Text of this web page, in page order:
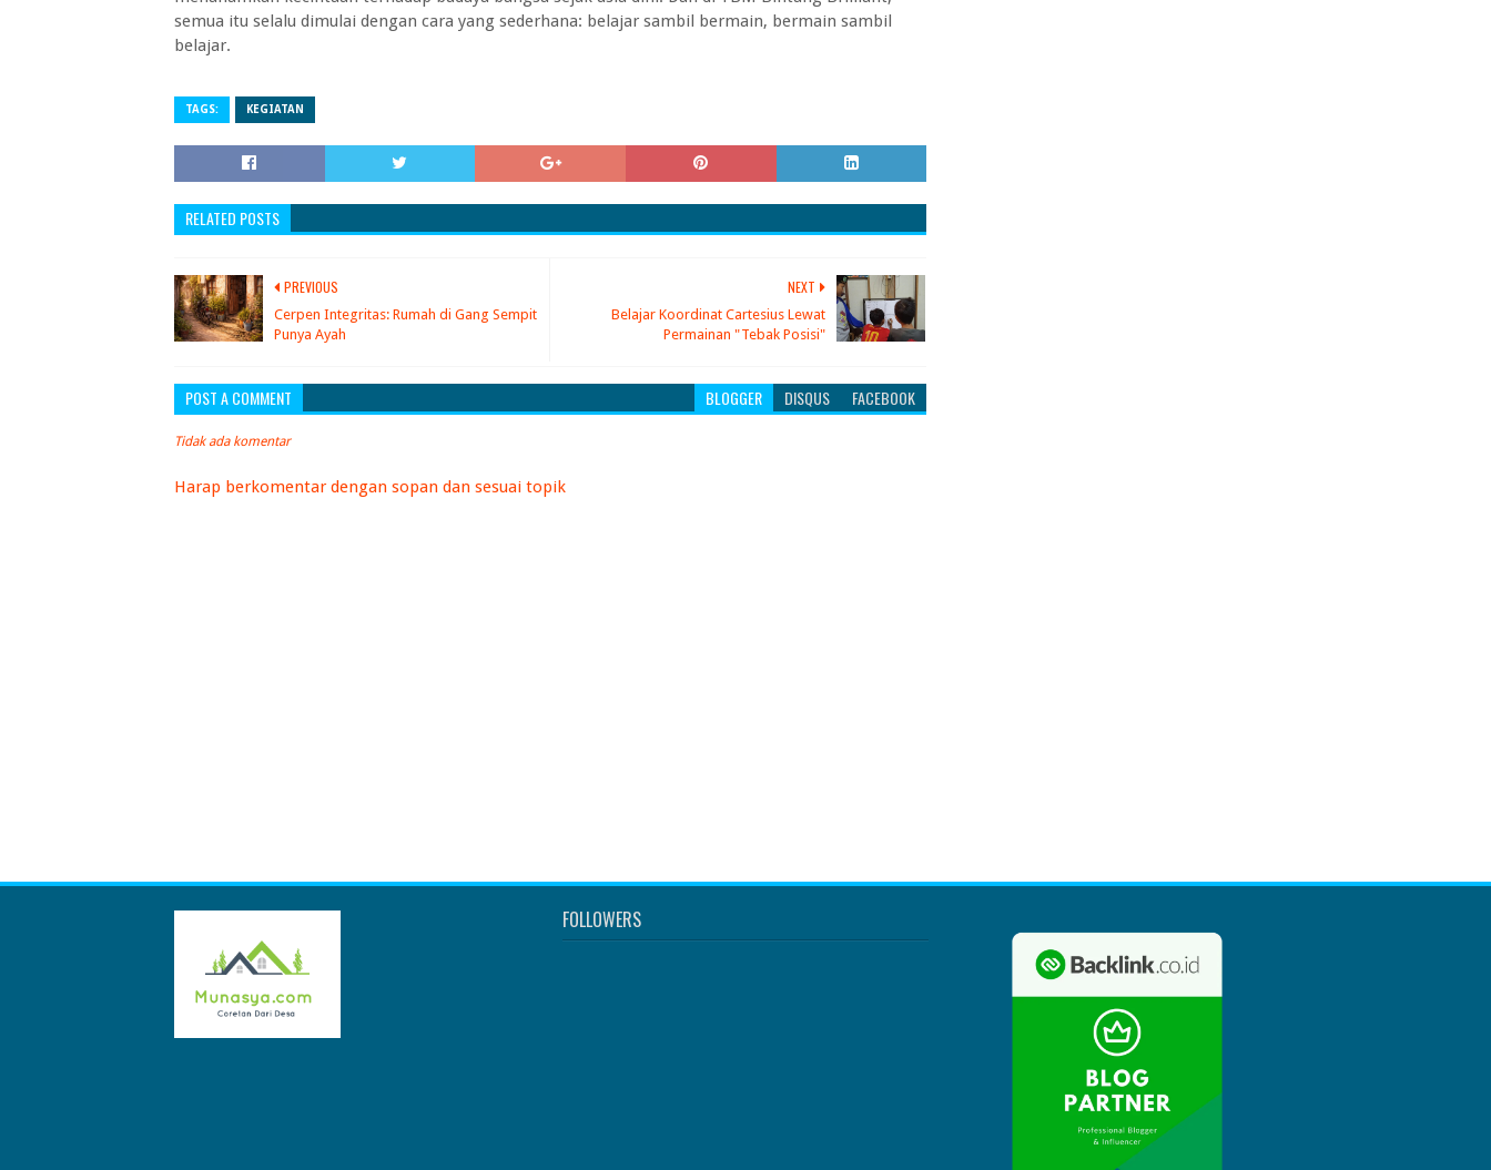
semua itu selalu dimulai dengan cara yang sederhana: belajar sambil bermain, bermain sambil
belajar.
TAGS: KEGIATAN
RELATED POSTS
NEXT
Belajar Koordinat Cartesius Lewat
Permainan "Tebak Posisi"
PREVIOUS
Cerpen Integritas: Rumah di Gang Sempit
Punya Ayah
POST A COMMENT BLOGGER DISQUS FACEBOOK
Tidak ada komentar
Harap berkomentar dengan sopan dan sesuai topik
FOLLOWERS